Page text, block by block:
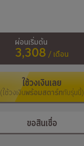
ผ่อนเริ่มต้น
3,308 / เดือน
ใช้วงเงินเลย
(ใช้วงเงินพร้อมสตาร์ทกับรุ่นนี้)
ขอสินเชื่อ